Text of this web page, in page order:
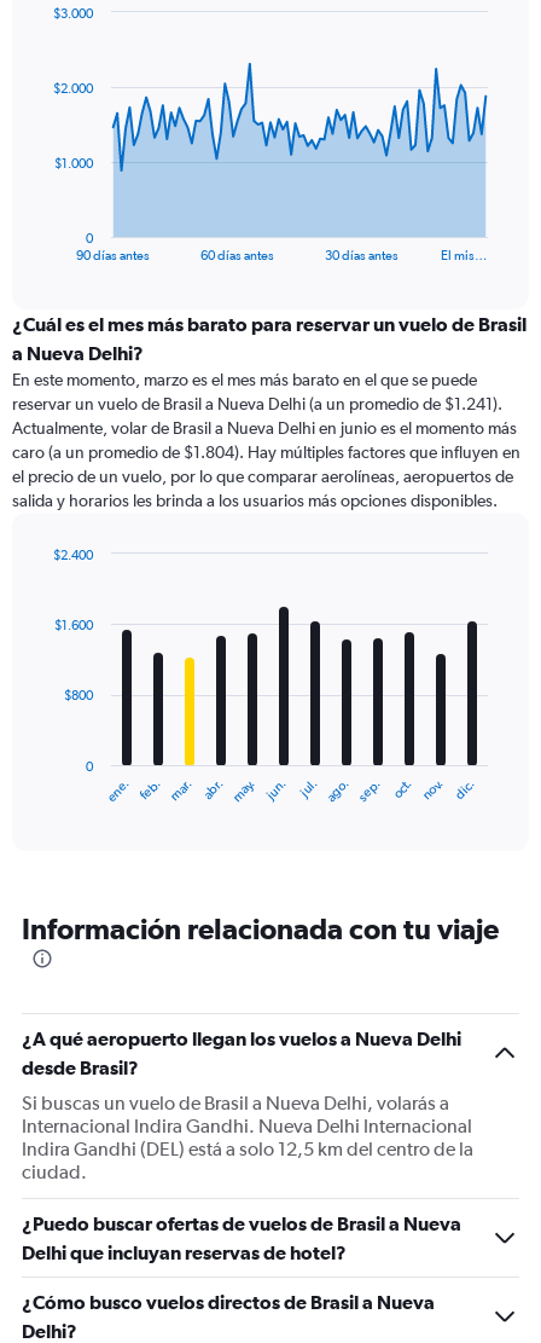
data
The
categories.
Range:
categories.
The
chart
has
1
Y
displaying
90 días antes 60 días antes 30 días antes El mis…
0
$1.000
$2.000
$3.000
¿Cuál es el mes más barato para reservar un vuelo de Brasil
a Nueva Delhi?
En este momento, marzo es el mes más barato en el que se puede
reservar un vuelo de Brasil a Nueva Delhi (a un promedio de $1.241).
Actualmente, volar de Brasil a Nueva Delhi en junio es el momento más
caro (a un promedio de $1.804). Hay múltiples factores que influyen en
el precio de un vuelo, por lo que comparar aerolíneas, aeropuertos de
salida y horarios les brinda a los usuarios más opciones disponibles.
with
12
The
categories.
The
Y
axis
displaying
values.
Range:
0
to
ene. feb. mar. abr. may. jun. jul. ago. sep. oct. nov. dic.
0
$800
$1.600
$2.400
Información relacionada con tu viaje
¿A qué aeropuerto llegan los vuelos a Nueva Delhi
desde Brasil?
Si buscas un vuelo de Brasil a Nueva Delhi, volarás a
Internacional Indira Gandhi. Nueva Delhi Internacional
Indira Gandhi (DEL) está a solo 12,5 km del centro de la
ciudad.
¿Puedo buscar ofertas de vuelos de Brasil a Nueva
Delhi que incluyan reservas de hotel?
¿Cómo busco vuelos directos de Brasil a Nueva
Delhi?